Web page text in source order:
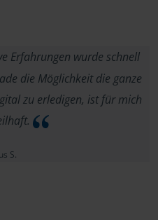
Erfahrungen wurde schnell
die Möglichkeit die ganze
zu erledigen, ist für mich
S.